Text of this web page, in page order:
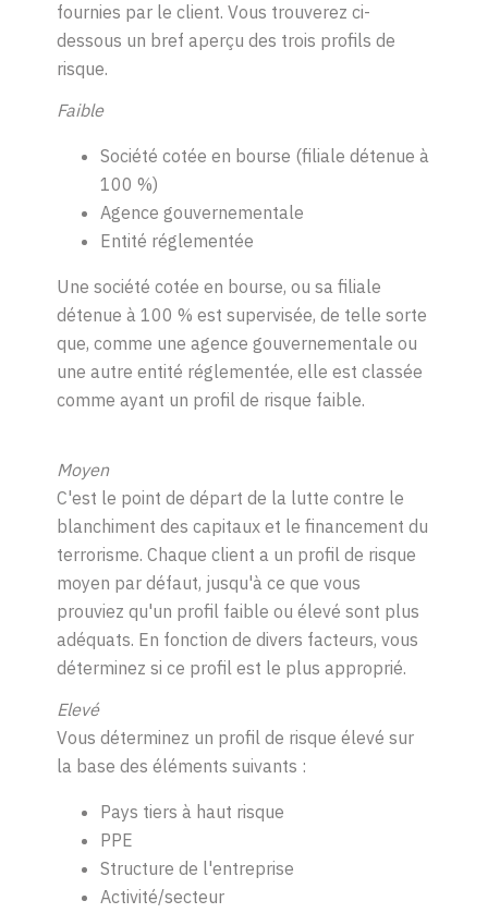
fournies par le client. Vous trouverez ci-
dessous un bref aperçu des trois profils de
risque.
Faible
Société cotée en bourse (filiale détenue à
100 %)
Agence gouvernementale
Entité réglementée
Une société cotée en bourse, ou sa filiale
détenue à 100 % est supervisée, de telle sorte
que, comme une agence gouvernementale ou
une autre entité réglementée, elle est classée
comme ayant un profil de risque faible.
Moyen
C'est le point de départ de la lutte contre le
blanchiment des capitaux et le financement du
terrorisme. Chaque client a un profil de risque
moyen par défaut, jusqu'à ce que vous
prouviez qu'un profil faible ou élevé sont plus
adéquats. En fonction de divers facteurs, vous
déterminez si ce profil est le plus approprié.
Elevé
Vous déterminez un profil de risque élevé sur
la base des éléments suivants :
Pays tiers à haut risque
PPE
Structure de l'entreprise
Activité/secteur